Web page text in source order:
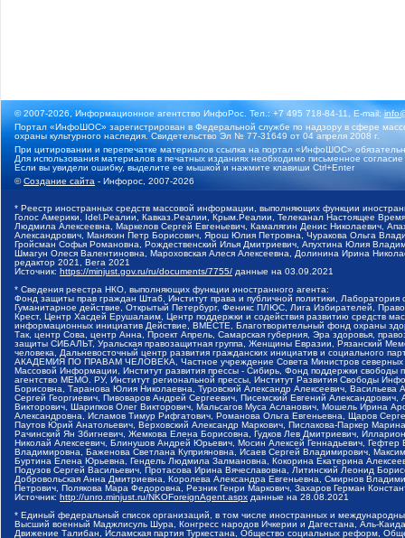
© 2007-2026, Информационное агентство ИнфоРос. Тел.: +7 495 718-84-11, E-mail:
Портал «ИнфоШОС» зарегистрирован в Федеральной службе по надзору в сфере
охраны культурного наследия. Свидетельство Эл № 77-31649 от 04 апреля 2008 г.
При цитировании и перепечатке материалов ссылка на портал «ИнфоШОС»
Для использования материалов в печатных изданиях необходимо письменное
Если вы увидели ошибку, выделите ее мышкой и нажмите клавиши Ctrl+Enter
©Создание сайта - Инфорос, 2007-2026
* Реестр иностранных средств массовой информации, выполняющих функции
Голос Америки, Idel.Реалии, Кавказ.Реалии, Крым.Реалии, Телеканал Настоящее
Людмила Алексеевна, Маркелов Сергей Евгеньевич, Камалягин Денис Николаевич,
Александрович, Маняхин Петр Борисович, Ярош Юлия Петровна, Чуракова Ольга
Гройсман Софья Романовна, Рождественский Илья Дмитриевич, Апухтина Юлия
Шмагун Олеся Валентиновна, Мароховская Алеся Алексеевна, Долинина Ирина
редактор 2021, Вега 2021
Источник: https://minjust.gov.ru/ru/documents/7755/ данные на 03.09.2021
* Сведения реестра НКО, выполняющих функции иностранного агента:
Фонд защиты прав граждан Штаб, Институт права и публичной политики,
Гуманитарное действие, Открытый Петербург, Феникс ПЛЮС, Лига Избирателей,
Крест, Центр Хасдей Ерушалаим, Центр поддержки и содействия развитию средств
информационных инициатив Действие, ВМЕСТЕ, Благотворительный фонд охраны
Так, центр Сова, центр Анна, Проект Апрель, Самарская губерния, Эра здоровья,
защиты СИБАЛЬТ, Уральская правозащитная группа, Женщины Евразии, Рязанский
человека, Дальневосточный центр развития гражданских инициатив и социального
АКАДЕМИЯ ПО ПРАВАМ ЧЕЛОВЕКА, Частное учреждение Совета Министров северных
Массовой Информации, Институт развития прессы - Сибирь, Фонд поддержки
агентство МЕМО. РУ, Институт региональной прессы, Институт Развития Свободы
Борисовна, Таранова Юлия Николаевна, Туровский Александр Алексеевич,
Сергей Георгиевич, Пивоваров Андрей Сергеевич, Писемский Евгений
Викторович, Шарипков Олег Викторович, Мальсагов Муса Асланович, Мошель Ирина
Александровна, Исламов Тимур Рифгатович, Романова Ольга Евгеньевна, Щаров
Паутов Юрий Анатольевич, Верховский Александр Маркович, Пислакова-Паркер
Рачинский Ян Збигневич, Жемкова Елена Борисовна, Гудков Лев Дмитриевич,
Николай Алексеевич, Блинушов Андрей Юрьевич, Мосин Алексей Геннадьевич,
Владимировна, Баженова Светлана Куприяновна, Исаев Сергей Владимирович,
Буртина Елена Юрьевна, Гендель Людмила Залмановна, Кокорина Екатерина
Подузов Сергей Васильевич, Протасова Ирина Вячеславовна, Литинский Леонид
Добровольская Анна Дмитриевна, Королева Александра Евгеньевна, Смирнов
Петрович, Полякова Мара Федоровна, Резник Генри Маркович, Захаров Герман
Источник: http://unro.minjust.ru/NKOForeignAgent.aspx данные на 28.08.2021
* Единый федеральный список организаций, в том числе иностранных и
Высший военный Маджлисуль Шура, Конгресс народов Ичкерии и Дагестана, Аль-
Движение Талибан, Исламская партия Туркестана, Общество социальных реформ,